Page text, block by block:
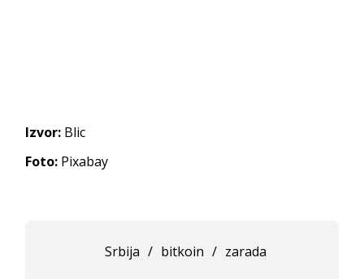
Izvor: Blic
Foto: Pixabay
Srbija / bitkoin / zarada